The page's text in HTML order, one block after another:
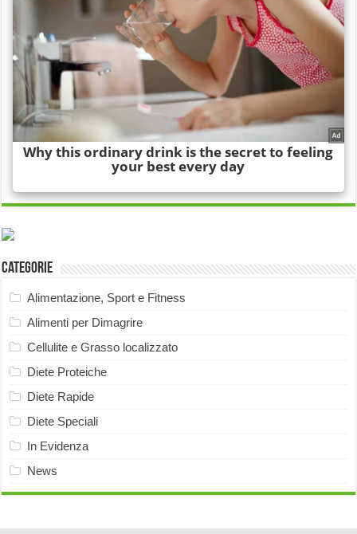
Categorie
Alimentazione, Sport e Fitness
Alimenti per Dimagrire
Cellulite e Grasso localizzato
Diete Proteiche
Diete Rapide
Diete Speciali
In Evidenza
News